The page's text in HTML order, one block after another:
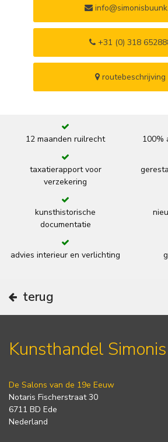
+31 (0) 318
routebeschrijving
12 maanden ruilrecht 100%
taxatierapport voor
verzekering
kunsthistorische
documentatie
advies interieur en verlichting
terug
Kunsthandel
De Salons van de 19e Eeuw
Notaris Fischerstraat 30
6711 BD Ede
Nederland